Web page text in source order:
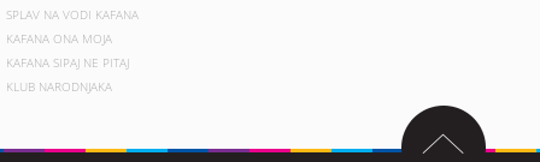
SPLAV NA VODI KAFANA
KAFANA ONA MOJA
KAFANA SIPAJ NE PITAJ
KLUB NARODNJAKA